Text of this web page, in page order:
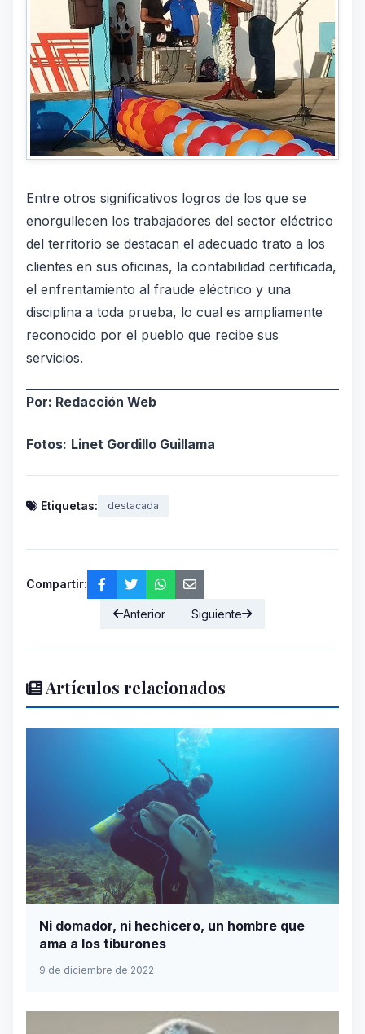
Entre otros significativos logros de los que se
enorgullecen los trabajadores del sector eléctrico
del territorio se destacan el adecuado trato a los
clientes en sus oficinas, la contabilidad certificada,
el enfrentamiento al fraude eléctrico y una
disciplina a toda prueba, lo cual es ampliamente
reconocido por el pueblo que recibe sus
servicios.
Por: Redacción Web
Fotos: Linet Gordillo Guillama
Etiquetas: destacada
Compartir:
Anterior Siguiente
Artículos relacionados
Ni domador, ni hechicero, un hombre que
ama a los tiburones
9 de diciembre de 2022